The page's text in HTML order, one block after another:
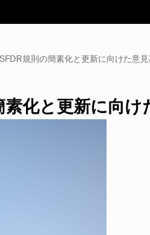
規則の簡素化と更新に向けた意
化と更新に向け